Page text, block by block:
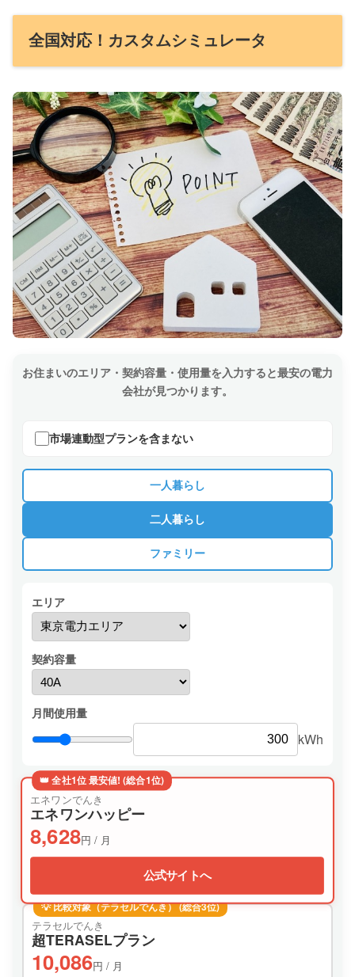
全国対応！カスタムシミュレータ
お住まいのエリア・契約容量・使用量を入力すると最安の電力
会社が見つかります。
市場連動型プランを含まない
一人暮らし
二人暮らし
ファミリー
エリア
契約容量
月間使用量
kWh
👑 全社1位 最安値! (総合1位)
エネワンでんき
エネワンハッピー
8,628円 / 月
公式サイトへ
💡 比較対象（テラセルでんき） (総合3位)
テラセルでんき
超TERASELプラン
10,086円 / 月